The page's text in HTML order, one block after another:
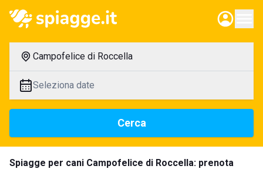
Campofelice di Roccella
Seleziona date
Cerca
Spiagge per cani Campofelice di Roccella: prenota